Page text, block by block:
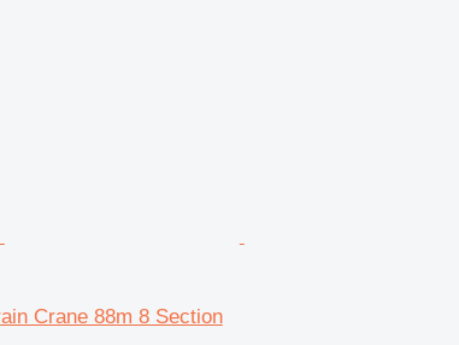
Crane 88m 8 Section